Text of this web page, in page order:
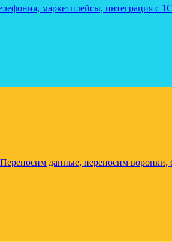
маркетплейсы, интеграция с
данные, переносим воронки,